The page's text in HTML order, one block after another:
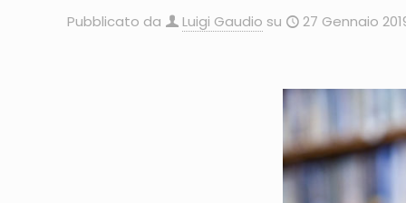
Pubblicato da Luigi Gaudio su 27 Gennaio